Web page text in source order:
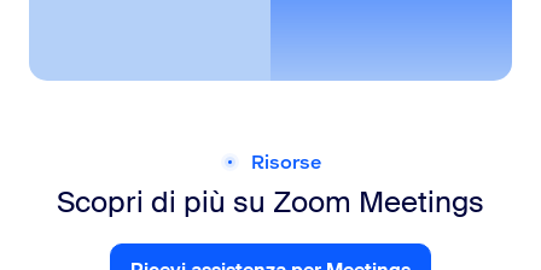
Risorse
Scopri di più su Zoom Meetings